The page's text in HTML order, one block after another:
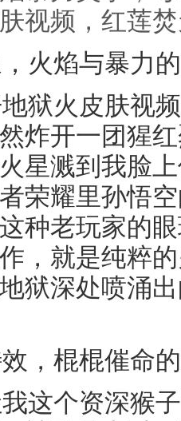
视频，红莲
火焰与暴力
狱火皮肤视
炸开一团猩
星溅到我脸
荣耀里孙悟
种老玩家的
，就是纯粹
狱深处喷涌
，棍棍催命
这个资深猴